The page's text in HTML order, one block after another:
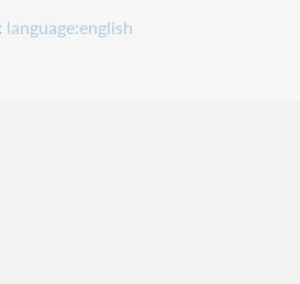
language:english